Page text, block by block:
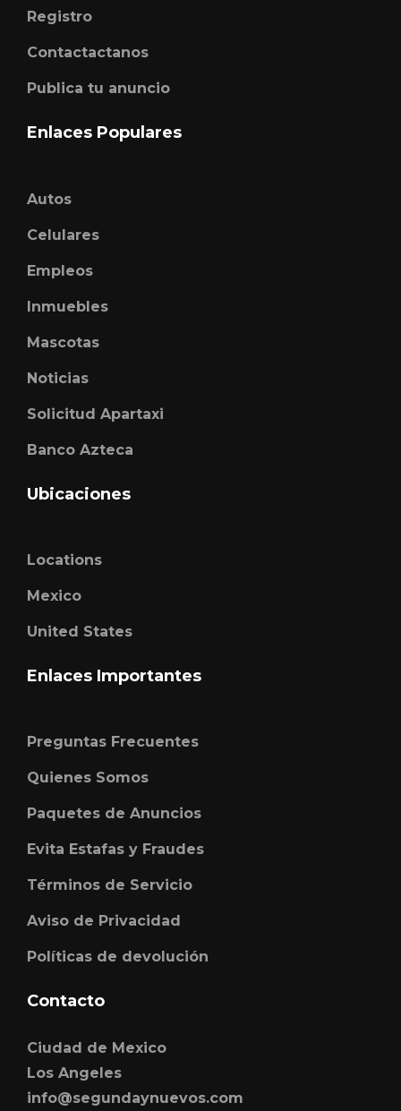
Registro
Contactactanos
Publica tu anuncio
Enlaces Populares
Autos
Celulares
Empleos
Inmuebles
Mascotas
Noticias
Solicitud Apartaxi
Banco Azteca
Ubicaciones
Locations
Mexico
United States
Enlaces Importantes
Preguntas Frecuentes
Quienes Somos
Paquetes de Anuncios
Evita Estafas y Fraudes
Términos de Servicio
Aviso de Privacidad
Políticas de devolución
Contacto
Ciudad de Mexico
Los Angeles
info@segundaynuevos.com